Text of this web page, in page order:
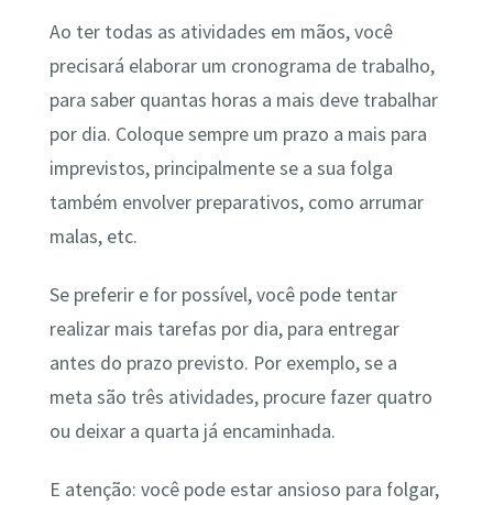
Ao ter todas as atividades em mãos, você
precisará elaborar um cronograma de trabalho,
para saber quantas horas a mais deve trabalhar
por dia. Coloque sempre um prazo a mais para
imprevistos, principalmente se a sua folga
também envolver preparativos, como arrumar
malas, etc.
Se preferir e for possível, você pode tentar
realizar mais tarefas por dia, para entregar
antes do prazo previsto. Por exemplo, se a
meta são três atividades, procure fazer quatro
ou deixar a quarta já encaminhada.
E atenção: você pode estar ansioso para folgar,